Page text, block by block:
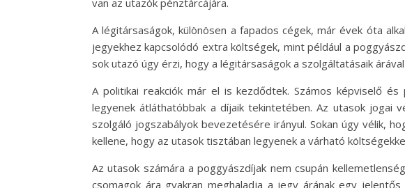
van az utazók pénztárcájára.
A légitársaságok, különösen a fapados cégek, már évek óta
jegyekhez kapcsolódó extra költségek, mint például a
sok utazó úgy érzi, hogy a légitársaságok a szolgáltatásaik
A politikai reakciók már el is kezdődtek. Számos képviselő
legyenek átláthatóbbak a díjaik tekintetében. Az utasok
szolgáló jogszabályok bevezetésére irányul. Sokan úgy vélik,
kellene, hogy az utasok tisztában legyenek a várható
Az utasok számára a poggyászdíjak nem csupán
csomagok ára gyakran meghaladja a jegy árának egy